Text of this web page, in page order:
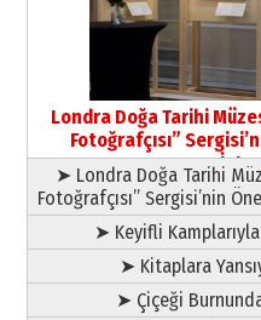
09 Temmuz 2026
Yusuf POLAT
Şampiyonluk
yazar
11 Mayıs 2026
Londra Doğa Tarihi
Fotoğrafçısı”
➤ Londra Doğa Tarihi
Fotoğrafçısı” Sergisi’nin
➤ Keyifli
➤ Kitaplara
➤ Çiçeği